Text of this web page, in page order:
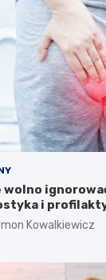
wolno
i
Kowalkiewicz